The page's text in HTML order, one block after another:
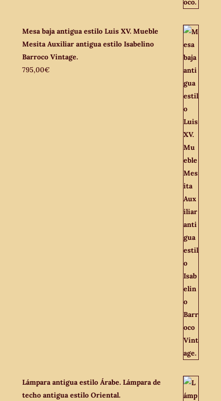
Mesa baja antigua estilo Luis XV. Mueble
Mesita Auxiliar antigua estilo Isabelino
Barroco Vintage.
795,00€
Lámpara antigua estilo Árabe. Lámpara de
techo antigua estilo Oriental.